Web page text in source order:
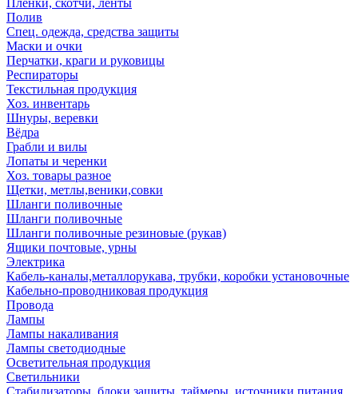
Плёнки, скотчи, ленты
Полив
Спец. одежда, средства защиты
Маски и очки
Перчатки, краги и руковицы
Респираторы
Текстильная продукция
Хоз. инвентарь
Шнуры, веревки
Вёдра
Грабли и вилы
Лопаты и черенки
Хоз. товары разное
Щетки, метлы,веники,совки
Шланги поливочные
Шланги поливочные
Шланги поливочные резиновые (рукав)
Ящики почтовые, урны
Электрика
Кабель-каналы,металлорукава, трубки, коробки установочные
Кабельно-проводниковая продукция
Провода
Лампы
Лампы накаливания
Лампы светодиодные
Осветительная продукция
Светильники
Стабилизаторы, блоки защиты, таймеры, источники питания